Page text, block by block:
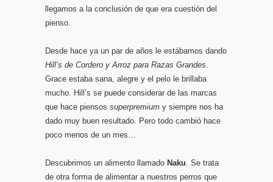
llegamos a la conclusión de que era cuestión del
pienso.
Desde hace ya un par de años le estábamos dando
Hill’s de Cordero y Arroz para Razas Grandes.
Grace estaba sana, alegre y el pelo le brillaba
mucho. Hill’s se puede considerar de las marcas
que hace piensos superpremium y siempre nos ha
dado muy buen resultado. Pero todo cambió hace
poco menos de un mes…
Descubrimos un alimento llamado Naku. Se trata
de otra forma de alimentar a nuestros perros que